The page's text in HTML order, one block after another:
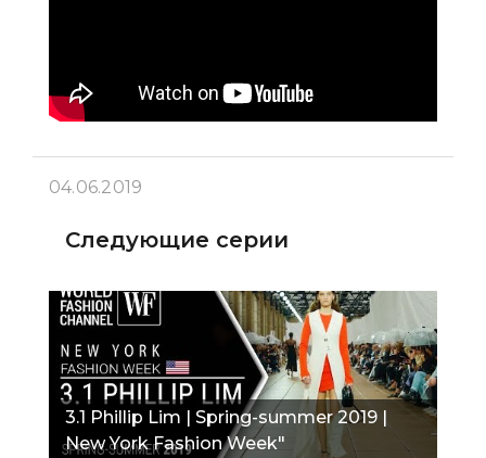
04.06.2019
Следующие серии
3.1 Phillip Lim | Spring-summer 2019 |
New York Fashion Week"